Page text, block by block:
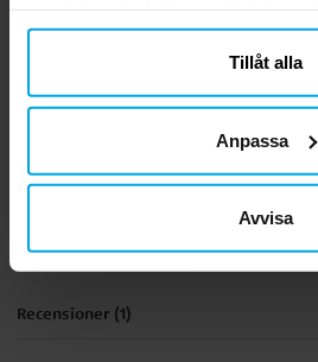
närsomhelst ändra ditt samtycke.
Tillåt alla
Anpassa
Avvisa
Pris:39,00 kr
39,00 kr
5.0
1 betyg
5 ☆
4☆
1 ☆
Recensioner (1)